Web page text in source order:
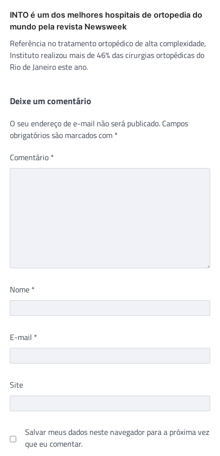
INTO é um dos melhores hospitais de ortopedia do
mundo pela revista Newsweek
Referência no tratamento ortopédico de alta complexidade,
Instituto realizou mais de 46% das cirurgias ortopédicas do
Rio de Janeiro este ano.
Deixe um comentário
O seu endereço de e-mail não será publicado. Campos
obrigatórios são marcados com *
Comentário *
Nome *
E-mail *
Site
Salvar meus dados neste navegador para a próxima vez
que eu comentar.